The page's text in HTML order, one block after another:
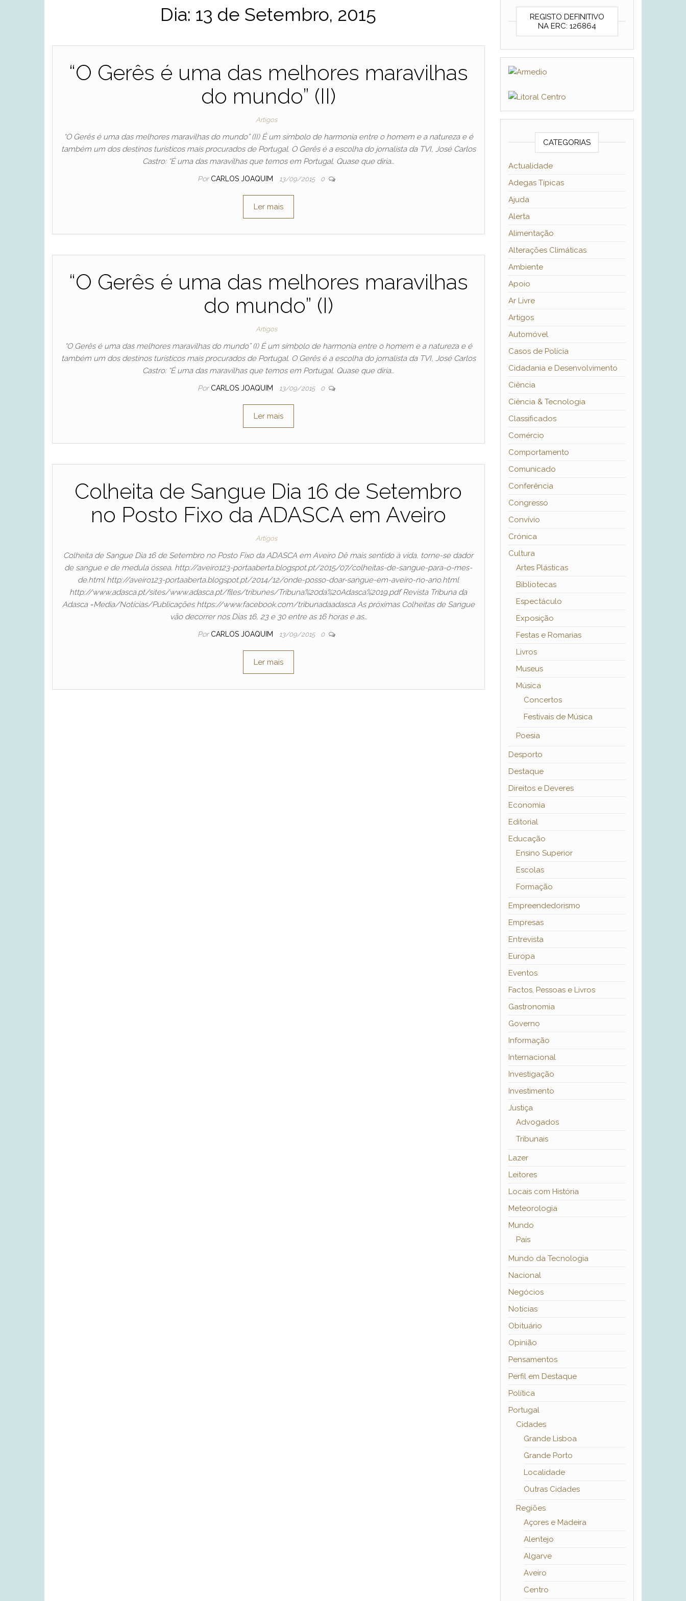
Dia: 13 de Setembro, 2015
“O Gerês é uma das melhores maravilhas
do mundo” (II)
Artigos
“O Gerês é uma das melhores maravilhas do mundo” (II) É um símbolo de harmonia entre o homem e a natureza e é
também um dos destinos turísticos mais procurados de Portugal. O Gerês é a escolha do jornalista da TVI, José Carlos
Castro: “É uma das maravilhas que temos em Portugal. Quase que diria…
Por CARLOS JOAQUIM 13/09/2015 0
Ler mais
“O Gerês é uma das melhores maravilhas
do mundo” (I)
Artigos
“O Gerês é uma das melhores maravilhas do mundo” (I) É um símbolo de harmonia entre o homem e a natureza e é
também um dos destinos turísticos mais procurados de Portugal. O Gerês é a escolha do jornalista da TVI, José Carlos
Castro: “É uma das maravilhas que temos em Portugal. Quase que diria…
Por CARLOS JOAQUIM 13/09/2015 0
Ler mais
Colheita de Sangue Dia 16 de Setembro
no Posto Fixo da ADASCA em Aveiro
Artigos
Colheita de Sangue Dia 16 de Setembro no Posto Fixo da ADASCA em Aveiro Dê mais sentido à vida, torne-se dador
de sangue e de medula óssea. http://aveiro123-portaaberta.blogspot.pt/2015/07/colheitas-de-sangue-para-o-mes-
de.html http://aveiro123-portaaberta.blogspot.pt/2014/12/onde-posso-doar-sangue-em-aveiro-no-ano.html
http://www.adasca.pt/sites/www.adasca.pt/files/tribunes/Tribuna%20da%20Adasca%2019.pdf Revista Tribuna da
Adasca =Media/Notícias/Publicações https://www.facebook.com/tribunadaadasca As próximas Colheitas de Sangue
vão decorrer nos Dias 16, 23 e 30 entre as 16 horas e as…
Por CARLOS JOAQUIM 13/09/2015 0
Ler mais
REGISTO DEFINITIVO
NA ERC: 126864
CATEGORIAS
Actualidade
Adegas Típicas
Ajuda
Alerta
Alimentação
Alterações Climáticas
Ambiente
Apoio
Ar Livre
Artigos
Automóvel
Casos de Polícia
Cidadania e Desenvolvimento
Ciência
Ciência & Tecnologia
Classificados
Comércio
Comportamento
Comunicado
Conferência
Congresso
Convívio
Crónica
Cultura
Artes Plásticas
Bibliotecas
Espectáculo
Exposição
Festas e Romarias
Livros
Museus
Música
Concertos
Festivais de Música
Poesia
Desporto
Destaque
Direitos e Deveres
Economia
Editorial
Educação
Ensino Superior
Escolas
Formação
Empreendedorismo
Empresas
Entrevista
Europa
Eventos
Factos, Pessoas e Livros
Gastronomia
Governo
Informação
Internacional
Investigação
Investimento
Justiça
Advogados
Tribunais
Lazer
Leitores
Locais com História
Meteorologia
Mundo
País
Mundo da Tecnologia
Nacional
Negócios
Notícias
Obituário
Opinião
Pensamentos
Perfil em Destaque
Política
Portugal
Cidades
Grande Lisboa
Grande Porto
Localidade
Outras Cidades
Regiões
Açores e Madeira
Alentejo
Algarve
Aveiro
Centro